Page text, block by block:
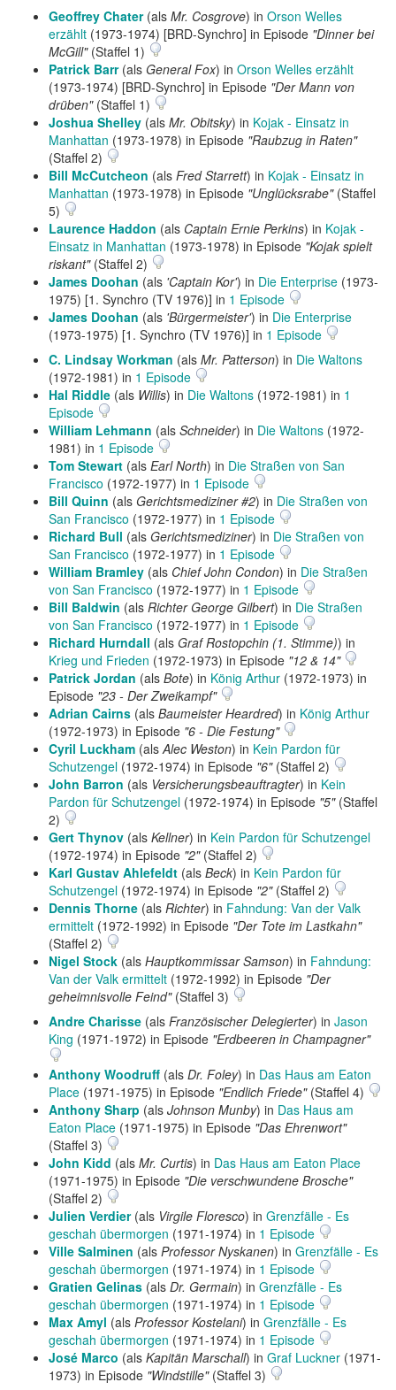
Geoffrey Chater(als Mr. Cosgrove) in Orson Welles
erzählt (1973-1974) [BRD-Synchro] in Episode "Dinner bei
McGill"(Staffel 1)
Patrick Barr(als General Fox) in Orson Welles erzählt
(1973-1974) [BRD-Synchro] in Episode "Der Mann von
drüben"(Staffel 1)
Joshua Shelley (als Mr. Obitsky) in Kojak - Einsatz in
Manhattan (1973-1978) in Episode "Raubzug in Raten"
(Staffel 2)
Bill McCutcheon (als Fred Starrett) in Kojak - Einsatz in
Manhattan (1973-1978) in Episode "Unglücksrabe"(Staffel
5)
Laurence Haddon (als Captain Ernie Perkins) in Kojak -
Einsatz in Manhattan (1973-1978) in Episode "Kojak spielt
riskant"(Staffel 2)
James Doohan (als 'Captain Kor') in Die Enterprise (1973-
1975) [1. Synchro (TV 1976)] in 1 Episode
James Doohan (als 'Bürgermeister') in Die Enterprise
(1973-1975) [1. Synchro (TV 1976)] in 1 Episode
C. Lindsay Workman (als Mr. Patterson) in Die Waltons
(1972-1981) in 1 Episode
Hal Riddle (als Willis) in Die Waltons (1972-1981) in 1
Episode
William Lehmann (als Schneider) in Die Waltons (1972-
1981) in 1 Episode
Tom Stewart (als Earl North) in Die Straßen von San
Francisco (1972-1977) in 1 Episode
Bill Quinn (als Gerichtsmediziner #2) in Die Straßen von
San Francisco (1972-1977) in 1 Episode
Richard Bull (als Gerichtsmediziner) in Die Straßen von
San Francisco (1972-1977) in 1 Episode
William Bramley (als Chief John Condon) in Die Straßen
von San Francisco (1972-1977) in 1 Episode
Bill Baldwin (als Richter George Gilbert) in Die Straßen
von San Francisco (1972-1977) in 1 Episode
Richard Hurndall (als Graf Rostopchin (1. Stimme)) in
Krieg und Frieden (1972-1973) in Episode "12 & 14"
Patrick Jordan (als Bote) in König Arthur (1972-1973) in
Episode "23 - Der Zweikampf"
Adrian Cairns (als Baumeister Heardred) in König Arthur
(1972-1973) in Episode "6 - Die Festung"
Cyril Luckham (alsAlec Weston) in Kein Pardon für
Schutzengel (1972-1974) in Episode "6"(Staffel 2)
John Barron (als Versicherungsbeauftragter) in Kein
Pardon für Schutzengel (1972-1974) in Episode "5"(Staffel
2)
Gert Thynov (als Kellner) in Kein Pardon für Schutzengel
(1972-1974) in Episode "2"(Staffel 2)
Karl Gustav Ahlefeldt (als Beck) in Kein Pardon für
Schutzengel (1972-1974) in Episode "2"(Staffel 2)
Dennis Thorne (als Richter) in Fahndung: Van der Valk
ermittelt (1972-1992) in Episode "Der Tote im Lastkahn"
(Staffel 2)
Nigel Stock (als Hauptkommissar Samson) in Fahndung:
Van der Valk ermittelt (1972-1992) in Episode "Der
geheimnisvolle Feind"(Staffel 3)
Andre Charisse (als Französischer Delegierter) in Jason
King (1971-1972) in Episode "Erdbeeren in Champagner"
Anthony Woodruff (als Dr. Foley) in Das Haus am Eaton
Place (1971-1975) in Episode "Endlich Friede"(Staffel 4)
Anthony Sharp (als Johnson Munby) in Das Haus am
Eaton Place (1971-1975) in Episode "Das Ehrenwort"
(Staffel 3)
John Kidd (als Mr. Curtis) in Das Haus am Eaton Place
(1971-1975) in Episode "Die verschwundene Brosche"
(Staffel 2)
Julien Verdier(als Virgile Floresco) in Grenzfälle - Es
geschah übermorgen (1971-1974) in 1 Episode
Ville Salminen (als Professor Nyskanen) in Grenzfälle - Es
geschah übermorgen (1971-1974) in 1 Episode
Gratien Gelinas (als Dr. Germain) in Grenzfälle - Es
geschah übermorgen (1971-1974) in 1 Episode
Max Amyl (als Professor Kostelani) in Grenzfälle - Es
geschah übermorgen (1971-1974) in 1 Episode
José Marco (als Kapitän Marschall) in Graf Luckner (1971-
1973) in Episode "Windstille"(Staffel 3)